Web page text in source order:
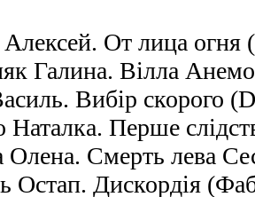
От лица огня
Галина. Вілла
Вибір скорого
Наталка. Перше
Олена. Смерть лева
Остап. Дискордія